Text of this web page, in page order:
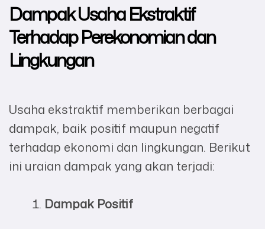
Dampak Usaha Ekstraktif
Terhadap Perekonomian dan
Lingkungan
Usaha ekstraktif memberikan berbagai
dampak, baik positif maupun negatif
terhadap ekonomi dan lingkungan. Berikut
ini uraian dampak yang akan terjadi:
Dampak Positif